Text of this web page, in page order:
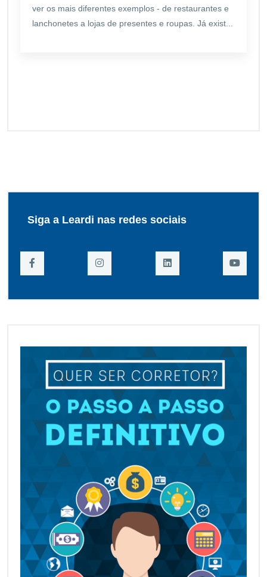
ver os mais diferentes exemplos - de restaurantes e
lanchonetes a lojas de presentes e roupas. Já exist...
Siga a Leardi nas redes sociais